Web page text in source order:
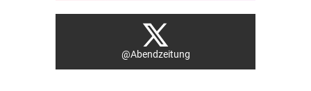
@Abendzeitung